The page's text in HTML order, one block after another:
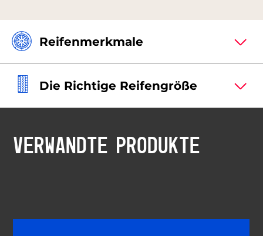
Reifenmerkmale
Die Richtige Reifengröße
VERWANDTE PRODUKTE